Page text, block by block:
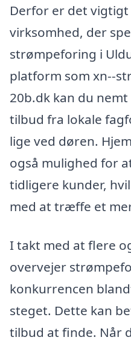
Derfor er det
virksomhed, der
strømpeforing i
platform som xn--
20b.dk kan du
tilbud fra lokale
lige ved døren.
også mulighed for
tidligere kunder,
med at træffe et
I takt med at flere
overvejer
konkurrencen
steget. Dette kan
tilbud at finde. Når